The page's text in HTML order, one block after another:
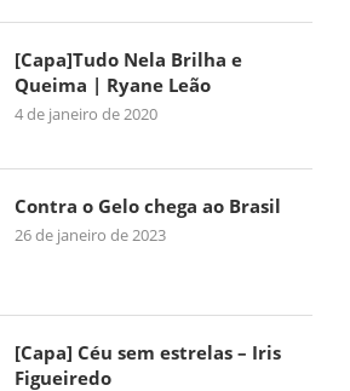
[Capa]Tudo Nela Brilha e
Queima | Ryane Leão
4 de janeiro de 2020
Contra o Gelo chega ao Brasil
26 de janeiro de 2023
[Capa] Céu sem estrelas – Iris
Figueiredo